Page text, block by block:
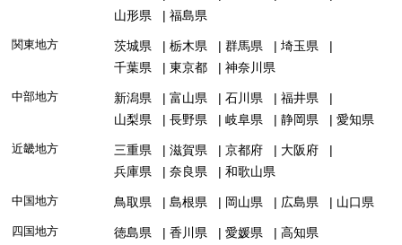
山形県
福島県
関東地方 茨城県 栃木県 群馬県
埼玉県
千葉県
東京都 神奈川県
中部地方 新潟県 富山県 石川県
福井県
山梨県
長野県 岐阜県 静岡県 愛知県
近畿地方 三重県 滋賀県 京都府
大阪府
兵庫県
奈良県 和歌山県
中国地方 鳥取県 島根県 岡山県 広島県 山口県
四国地方 徳島県 香川県 愛媛県 高知県